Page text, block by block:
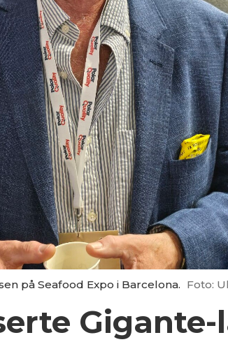
på Seafood Expo i Barcelona. Foto: